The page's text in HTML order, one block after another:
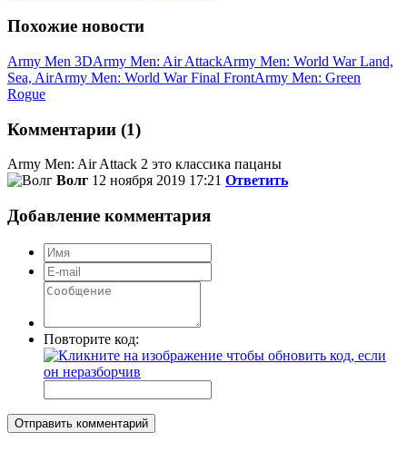
Похожие новости
Army Men 3DArmy Men: Air AttackArmy Men: World War Land,
Sea, AirArmy Men: World War Final FrontArmy Men: Green
Rogue
Комментарии (1)
Army Men: Air Attack 2 это классика пацаны
Волг 12 ноября 2019 17:21 Ответить
Добавление комментария
Повторите код:
Отправить комментарий